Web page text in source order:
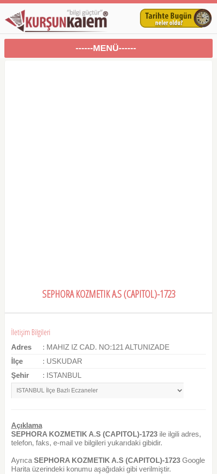
------MENÜ------
SEPHORA KOZMETIK A.S (CAPITOL)-1723
İletişim Bilgileri
Adres
: MAHIZ IZ CAD. NO:121 ALTUNIZADE
İlçe
: USKUDAR
Şehir
: ISTANBUL
Açıklama
SEPHORA KOZMETIK A.S (CAPITOL)-1723ile ilgili adres,
telefon, faks, e-mail ve bilgileri yukarıdaki gibidir.
AyrıcaSEPHORA KOZMETIK A.S (CAPITOL)-1723Google
Harita üzerindeki konumu aşağıdaki gibi verilmiştir.